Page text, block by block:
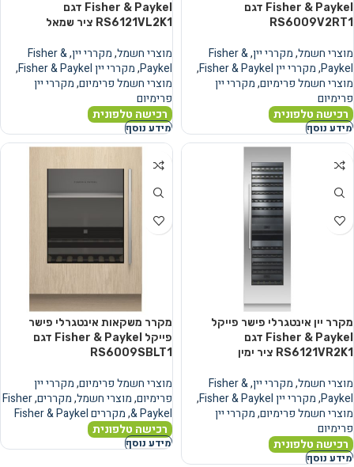
Fisher & Paykel דגם
RS6009V2RT1
מוצרי חשמל,מקררי יין,
Fisher &
Paykel
,מקררי יין Fisher & Paykel
,
מוצרי חשמל פרימיום,מקררי יין
פרימיום
רכישה טלפונית
מידע נוסף
Fisher & Paykel דגם
RS6121VL2K1 ציר שמאל
מוצרי חשמל,מקררי יין,
Fisher &
Paykel
,מקררי יין Fisher & Paykel
,
מוצרי חשמל פרימיום,מקררי יין
פרימיום
רכישה טלפונית
מידע נוסף
מקרר יין אינטגרלי פישר פייקל
Fisher & Paykel דגם
RS6121VR2K1 ציר ימין
מוצרי חשמל,מקררי יין,
Fisher &
Paykel
,מקררי יין Fisher & Paykel
,
מוצרי חשמל פרימיום,מקררי יין
פרימיום
רכישה טלפונית
מידע נוסף
מקרר משקאות אינטגרלי פישר
פייקל Fisher & Paykel דגם
RS6009SBLT1
מוצרי חשמל פרימיום,מקררי יין
פרימיום,מוצרי חשמל,מקררים,
Fisher
& Paykel
,מקררים Fisher & Paykel
רכישה טלפונית
מידע נוסף